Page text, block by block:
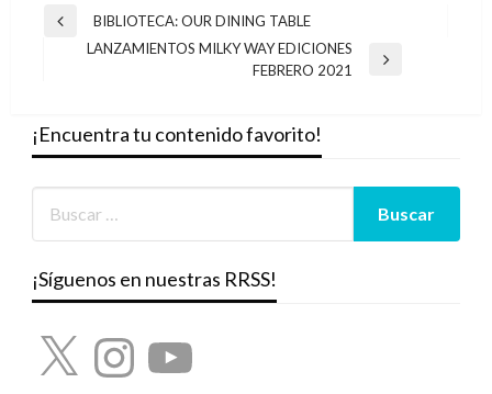
Navegación
Entrada
anterior
BIBLIOTECA: OUR DINING TABLE
LANZAMIENTOS MILKY WAY EDICIONES
FEBRERO 2021
¡Encuentra tu contenido favorito!
¡Síguenos en nuestras RRSS!
X InstagramYouTube